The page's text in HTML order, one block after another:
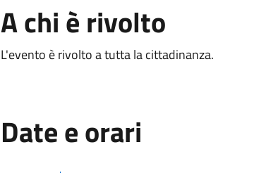
A chi è rivolto
L'evento è rivolto a tutta la cittadinanza.
Date e orari